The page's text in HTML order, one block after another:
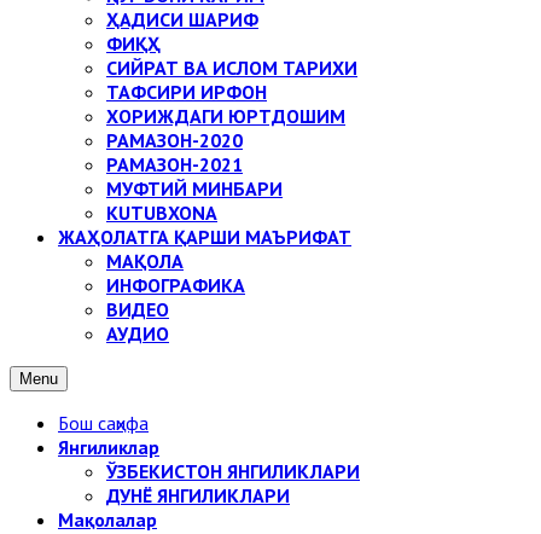
ҲАДИСИ ШАРИФ
ФИҚҲ
СИЙРАТ ВА ИСЛОМ ТАРИХИ
ТАФСИРИ ИРФОН
ХОРИЖДАГИ ЮРТДОШИМ
РАМАЗОН-2020
РАМАЗОН-2021
МУФТИЙ МИНБАРИ
KUTUBXONA
ЖАҲОЛАТГА ҚАРШИ МАЪРИФАТ
МАҚОЛА
ИНФОГРАФИКА
ВИДЕО
АУДИО
Menu
Бош саҳифа
Янгиликлар
ЎЗБЕКИСТОН ЯНГИЛИКЛАРИ
ДУНЁ ЯНГИЛИКЛАРИ
Мақолалар